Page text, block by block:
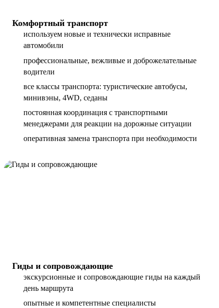
Комфортный транспорт
используем новые и технически исправные
автомобили
профессиональные, вежливые и доброжелательные
водители
все классы транспорта: туристические автобусы,
минивэны, 4WD, седаны
постоянная координация с транспортными
менеджерами для реакции на дорожные ситуации
оперативная замена транспорта при необходимости
Гиды и сопровождающие
экскурсионные и сопровождающие гиды на каждый
день маршрута
опытные и компетентные специалисты